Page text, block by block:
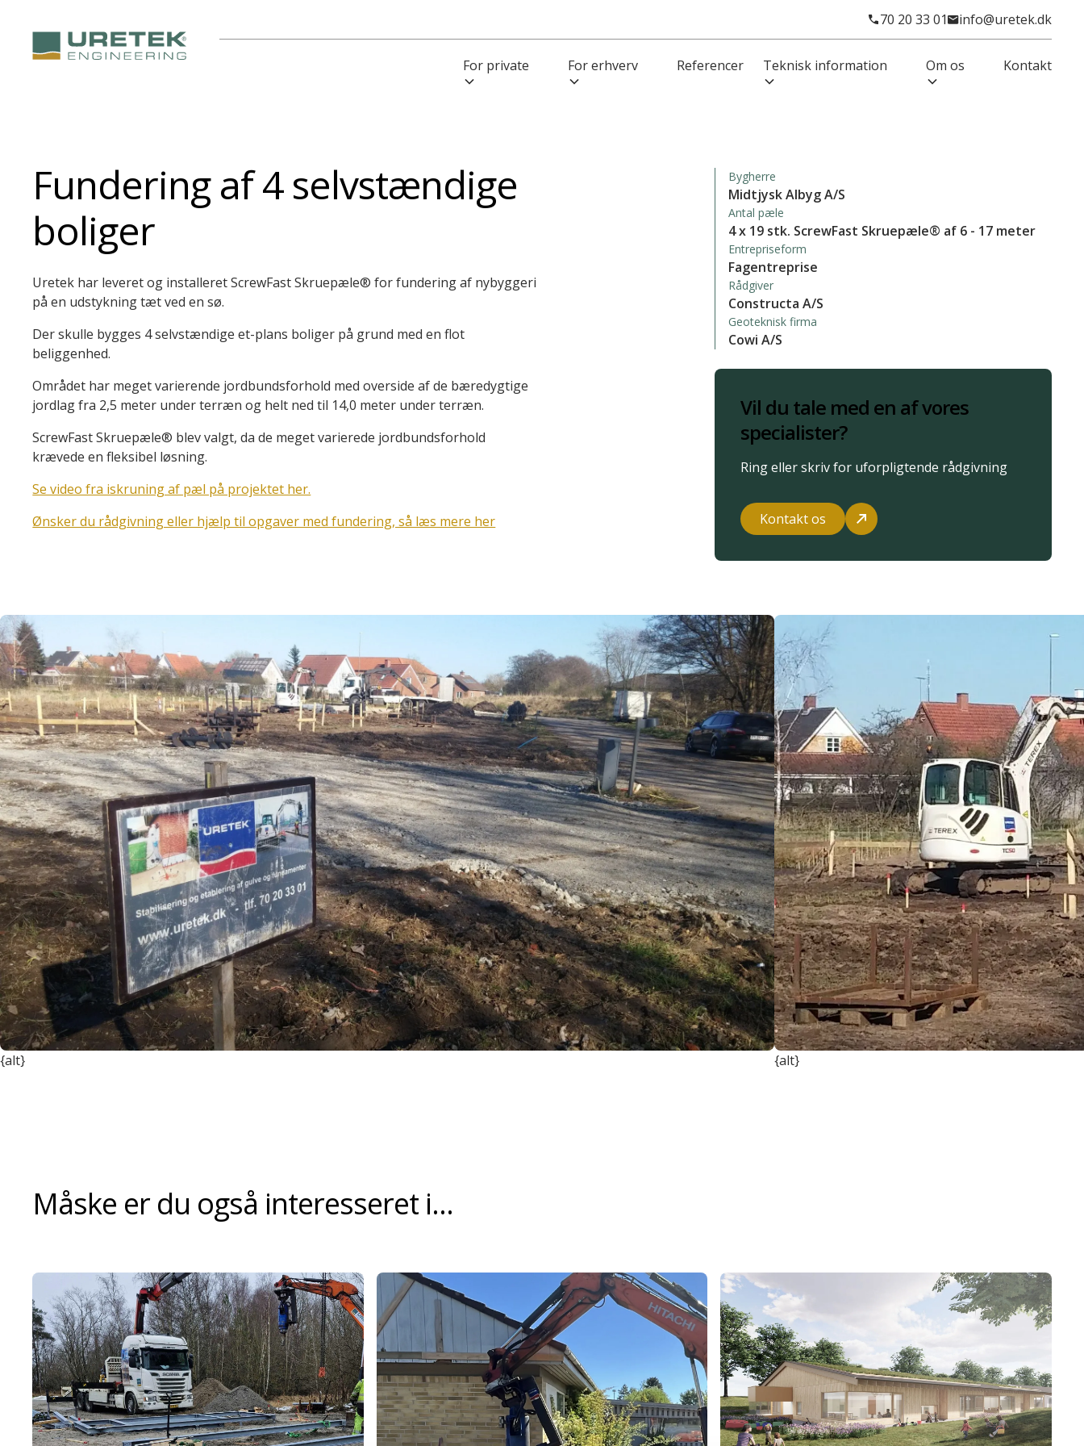
70 20 33 01 info@uretek.dk
For private For erhverv Referencer Teknisk information Om os Kontakt
Fundering af 4 selvstændige
boliger
Uretek har leveret og installeret ScrewFast Skruepæle® for fundering af nybyggeri
på en udstykning tæt ved en sø.
Der skulle bygges 4 selvstændige et-plans boliger på grund med en flot
beliggenhed.
Området har meget varierende jordbundsforhold med overside af de bæredygtige
jordlag fra 2,5 meter under terræn og helt ned til 14,0 meter under terræn.
ScrewFast Skruepæle® blev valgt, da de meget varierede jordbundsforhold
krævede en fleksibel løsning.
Se video fra iskruning af pæl på projektet her.
Ønsker du rådgivning eller hjælp til opgaver med fundering, så læs mere her
Bygherre
Midtjysk Albyg A/S
Antal pæle
4 x 19 stk. ScrewFast Skruepæle® af 6 - 17 meter
Entrepriseform
Fagentreprise
Rådgiver
Constructa A/S
Geoteknisk firma
Cowi A/S
Vil du tale med en af vores
specialister?
Ring eller skriv for uforpligtende rådgivning
Kontakt os
{alt} {alt}
Måske er du også interesseret i...